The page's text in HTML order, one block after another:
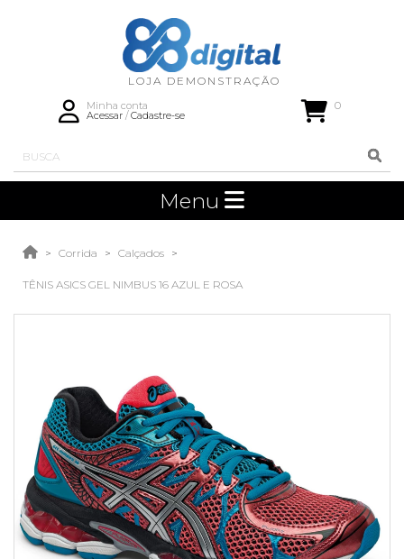
Minha conta
Acessar/Cadastre-se
0
Menu
Corrida Calçados
TÊNIS ASICS GEL NIMBUS 16 AZUL E ROSA